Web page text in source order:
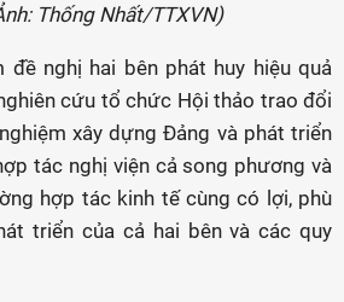
Thống Nhất/TTXVN)
đề nghị hai bên phát huy hiệu quả
cứu tổ chức Hội thảo trao đổi
xây dựng Đảng và phát triển
tác nghị viện cả song phương và
hợp tác kinh tế cùng có lợi, phù
triển của cả hai bên và các quy